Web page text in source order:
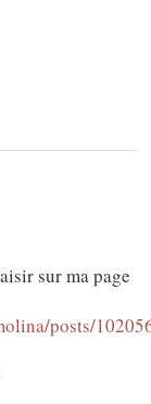
sur ma page
posts/